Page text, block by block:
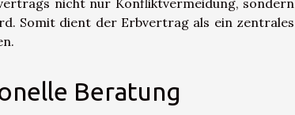
nicht nur Konfliktvermeidung, sondern
Somit dient der Erbvertrag als ein zentrales
Beratung